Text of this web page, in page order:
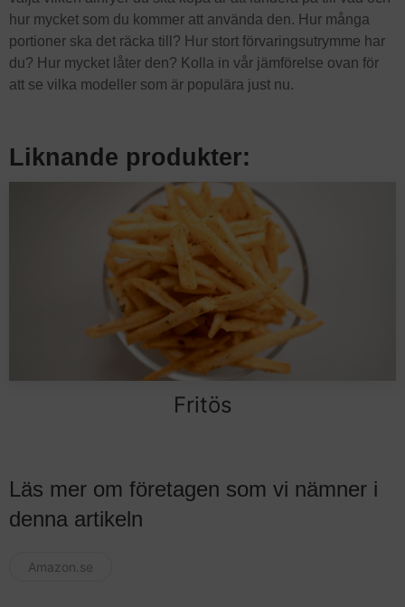
hur mycket som du kommer att använda den. Hur många
portioner ska det räcka till? Hur stort förvaringsutrymme har
du? Hur mycket låter den? Kolla in vår jämförelse ovan för
att se vilka modeller som är populära just nu.
Liknande produkter:
Fritös
Läs mer om företagen som vi nämner i
denna artikeln
Amazon.se